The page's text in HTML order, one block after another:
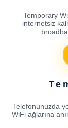
Temporary
internetsiz
Telefonunuzda
WiFi ağlarına